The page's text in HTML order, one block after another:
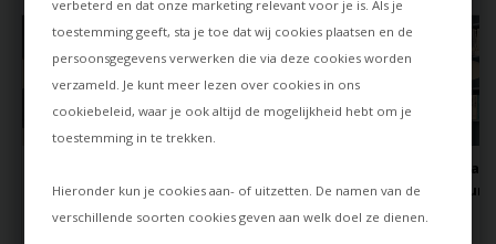
verbeterd en dat onze marketing relevant voor je is. Als je
toestemming geeft, sta je toe dat wij cookies plaatsen en de
persoonsgegevens verwerken die via deze cookies worden
verzameld. Je kunt meer lezen over cookies in ons
cookiebeleid, waar je ook altijd de mogelijkheid hebt om je
toestemming in te trekken.
Hieronder kun je cookies aan- of uitzetten. De namen van de
verschillende soorten cookies geven aan welk doel ze dienen.
voor sfeer en stijl
Portable in je
interieur
Hoe onze
hun interieur
inrichten